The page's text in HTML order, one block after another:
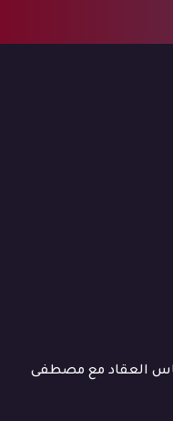
العقاد مع مصطفى